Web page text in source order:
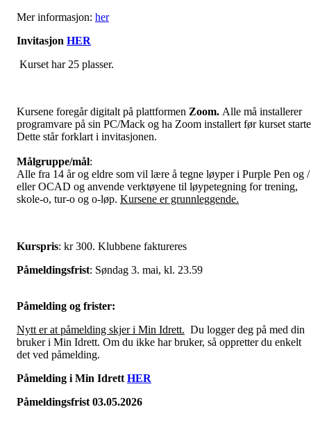
Mer informasjon: her
Invitasjon HER
Kurset har 25 plasser.
Kursene foregår digitalt på plattformen Zoom. Alle må installerer
programvare på sin PC/Mack og ha Zoom installert før kurset
Dette står forklart i invitasjonen.
Målgruppe/mål:
Alle fra 14 år og eldre som vil lære å tegne løyper i Purple Pen og /
eller OCAD og anvende verktøyene til løypetegning for trening,
skole-o, tur-o og o-løp. Kursene er grunnleggende.
Kurspris: kr 300. Klubbene faktureres
Påmeldingsfrist: Søndag 3. mai, kl. 23.59
Påmelding og frister:
Nytt er at påmelding skjer i Min Idrett. Du logger deg på med din
bruker i Min Idrett. Om du ikke har bruker, så oppretter du enkelt
det ved påmelding.
Påmelding i Min Idrett HER
Påmeldingsfrist 03.05.2026